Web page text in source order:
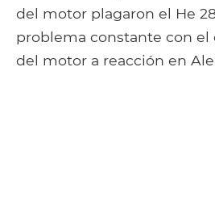
del motor plagaron el He
problema constante con
del motor a reacción en